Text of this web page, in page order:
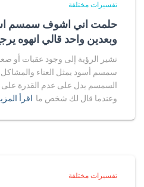
تفسيرات مختلفة
حلمت اني اشوف سمسم
وبعدين واحد قالي انهوه
تشير الرؤية إلى وجود عقبات أو
سمسم أسود يمثل العناء
السمسم يدل على عدم القدرة على
وعندما قال لك شخص ما اقرأ
تفسيرات مختلفة